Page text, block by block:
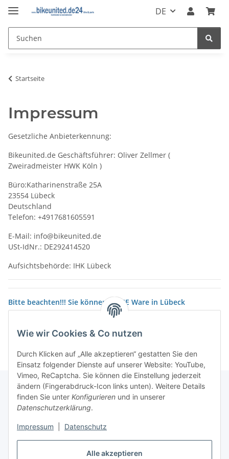
Alle akzeptieren
Wie wir Cookies & Co nutzen
Durch Klicken auf „Alle akzeptieren“ gestatten Sie den
Einsatz folgender Dienste auf unserer Website: YouTube,
Vimeo, ReCaptcha. Sie können die Einstellung jederzeit
ändern (Fingerabdruck-Icon links unten). Weitere Details
finden Sie unter Konfigurieren und in unserer
Datenschutzerklärung.
Impressum Datenschutz
DE
Startseite
Impressum
Gesetzliche Anbieterkennung:
Bikeunited.de Geschäftsführer: Oliver Zellmer (
Zweiradmeister HWK Köln )
Büro:Katharinenstraße 25A
23554 Lübeck
Deutschland
Telefon: +4917681605591
E-Mail: info@bikeunited.de
USt-IdNr.: DE292414520
Aufsichtsbehörde: IHK Lübeck
Bitte beachten!!! Sie können KEINE Ware in Lübeck
abholen.Der Versand erfolgt nur aus unserem Zentral Lager
Informationen
Gesetzliche Informationen